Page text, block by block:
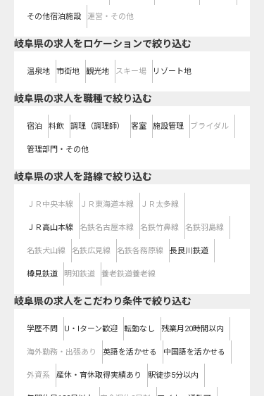
その他宿泊施設 運営・その他
岐阜県の求人をロケーションで絞り込む
温泉地 市街地 観光地 スキー場 リゾート地
岐阜県の求人を職種で絞り込む
宿泊 料飲 調理（調理師） 客室 施設管理 ブライダル
管理部門・その他
岐阜県の求人を路線で絞り込む
ＪＲ中央本線 ＪＲ東海道本線 ＪＲ太多線
ＪＲ高山本線 名鉄名古屋本線 名鉄竹鼻線 名鉄羽島線
名鉄犬山線 名鉄広見線 名鉄各務原線 長良川鉄道
樽見鉄道 明知鉄道 養老鉄道養老線
岐阜県の求人をこだわり条件で絞り込む
学歴不問 U・Iターン歓迎 転勤なし 残業月20時間以内
海外勤務・出張あり 英語を活かせる 中国語を活かせる
外資系 産休・育休取得実績あり 駅徒歩5分以内